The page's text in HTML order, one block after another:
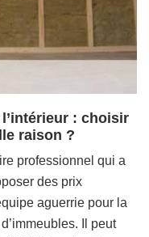
: choisir
raison ?
professionnel qui a
des prix
aguerrie pour la
Il peut